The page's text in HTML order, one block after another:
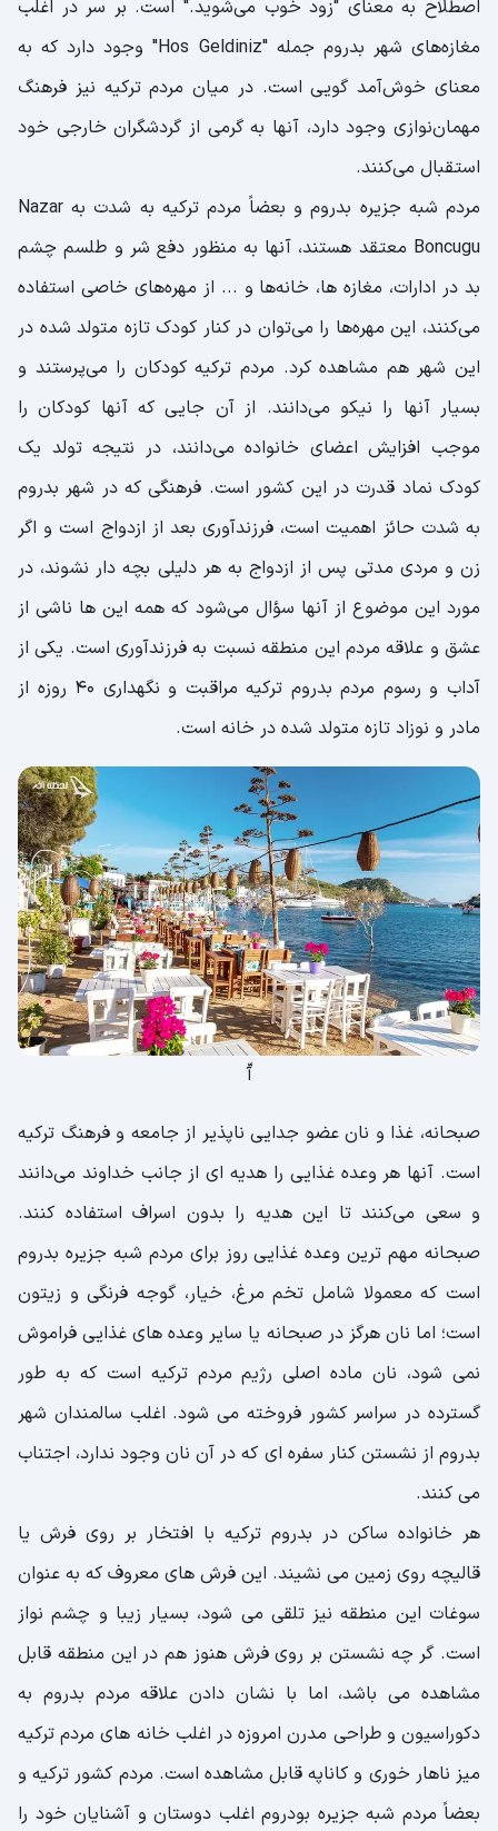
اصطلاح به معنای "زود خوب می‌شوید." است. بر سر در اغلب
مغازه‌های شهر بدروم جمله "Hos Geldiniz" وجود دارد که به
معنای خوش‌آمد گویی است. در میان مردم ترکیه نیز فرهنگ
مهمان‌نوازی وجود دارد، آنها به گرمی از گردشگران خارجی خود
استقبال می‌کنند.
مردم شبه جزیره بدروم و بعضاً مردم ترکیه به شدت به Nazar
Boncugu معتقد هستند، آنها به منظور دفع شر و طلسم چشم
بد در ادارات، مغازه ها، خانه‌ها و ... از مهره‌های خاصی استفاده
می‌کنند، این مهره‌ها را می‌توان در کنار کودک تازه متولد شده در
این شهر هم مشاهده کرد. مردم ترکیه کودکان را می‌پرستند و
بسیار آنها را نیکو می‌دانند. از آن جایی که آنها کودکان را
موجب افزایش اعضای خانواده می‌دانند، در نتیجه تولد یک
کودک نماد قدرت در این کشور است. فرهنگی که در شهر بدروم
به شدت حائز اهمیت است، فرزندآوری بعد از ازدواج است و اگر
زن و مردی مدتی پس از ازدواج به هر دلیلی بچه دار نشوند، در
مورد این موضوع از آنها سؤال می‌شود که همه این ها ناشی از
عشق و علاقه مردم این منطقه نسبت به فرزندآوری است. یکی از
آداب و رسوم مردم بدروم ترکیه مراقبت و نگهداری 40 روزه از
مادر و نوزاد تازه متولد شده در خانه است.
آّ
صبحانه، غذا و نان عضو جدایی ناپذیر از جامعه و فرهنگ ترکیه
است. آنها هر وعده غذایی را هدیه ای از جانب خداوند می‌دانند
و سعی می‌کنند تا این هدیه را بدون اسراف استفاده کنند.
صبحانه مهم ترین وعده غذایی روز برای مردم شبه جزیره بدروم
است که معمولا شامل تخم مرغ، خیار، گوجه فرنگی و زیتون
است؛ اما نان هرگز در صبحانه یا سایر وعده های غذایی فراموش
نمی شود، نان ماده اصلی رژیم مردم ترکیه است که به طور
گسترده در سراسر کشور فروخته می شود. اغلب سالمندان شهر
بدروم از نشستن کنار سفره ای که در آن نان وجود ندارد، اجتناب
می کنند.
هر خانواده ساکن در بدروم ترکیه با افتخار بر روی فرش یا
قالیچه روی زمین می نشیند. این فرش های معروف که به عنوان
سوغات این منطقه نیز تلقی می شود، بسیار زیبا و چشم نواز
است. گر چه نشستن بر روی فرش هنوز هم در این منطقه قابل
مشاهده می باشد، اما با نشان دادن علاقه مردم بدروم به
دکوراسیون و طراحی مدرن امروزه در اغلب خانه های مردم ترکیه
میز ناهار خوری و کاناپه قابل مشاهده است. مردم کشور ترکیه و
بعضاً مردم شبه جزیره بودروم اغلب دوستان و آشنایان خود را